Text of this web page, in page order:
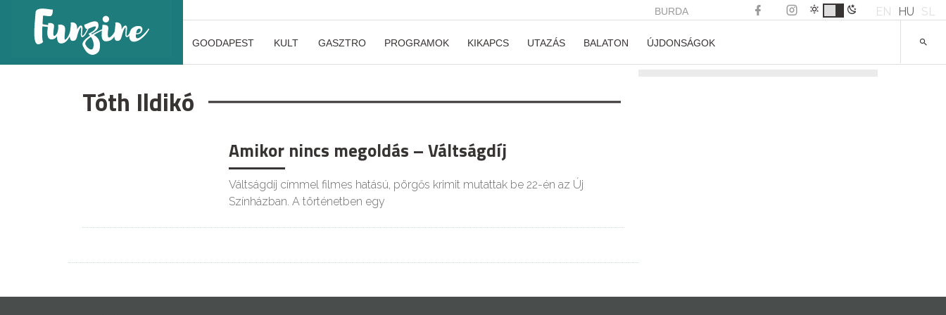
BURDA EN HU SL
GOODAPEST KULT GASZTRO PROGRAMOK KIKAPCS UTAZÁS BALATON ÚJDONSÁGOK
Tóth Ildikó
Amikor nincs megoldás – Váltságdíj
Váltságdíj címmel filmes hatású, pörgős krimit mutattak be 22-én az Új
Színházban. A történetben egy